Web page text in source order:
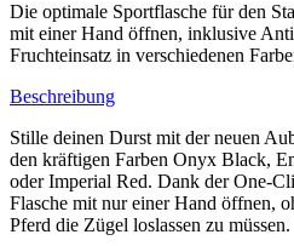
Die optimale Sportflasche für den
mit einer Hand öffnen, inklusive
Fruchteinsatz in verschiedenen
Beschreibung
Stille deinen Durst mit der neuen
den kräftigen Farben Onyx Black,
oder Imperial Red. Dank der One-
Flasche mit nur einer Hand öffnen,
Pferd die Zügel loslassen zu müssen.